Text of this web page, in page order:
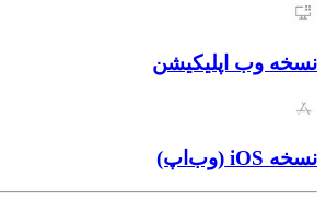
اپلیکیشن